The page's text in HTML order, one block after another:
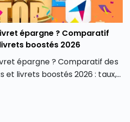
épargne ? Comparatif
boostés 2026
épargne ? Comparatif des
et livrets boostés 2026 : taux,